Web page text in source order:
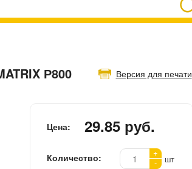
Версия для печати
Р800
Цена: 29.85 руб.
Количество:
+
-
шт